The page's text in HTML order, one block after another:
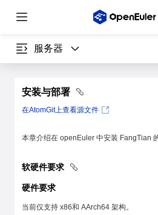
服务器
安装与部署
在AtomGit上查看源文件
本章介绍在 openEuler 中安装 FangTian
软硬件要求
硬件要求
当前仅支持 x86和 AArch64 架构。